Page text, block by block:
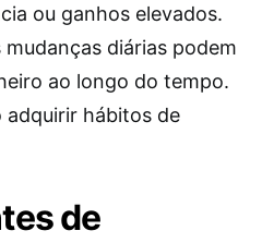
ou ganhos elevados.
diárias podem
ao longo do tempo.
adquirir hábitos de
de